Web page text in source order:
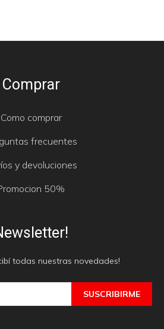
Comprar
Como comprar
frecuentes
y devoluciones
50%
todas nuestras novedades!
SUSCRIBIRME